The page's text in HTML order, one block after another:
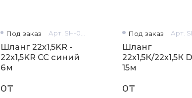
Под заказ
Шланг 22х1,5KR -
22х1,5KR CC синий
6м
0₸
Под заказ
Шланг
22х1,5К/22х1,5К
15м
0₸